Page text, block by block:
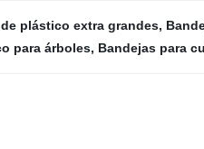
plástico extra grandes,
para árboles, Bandejas para